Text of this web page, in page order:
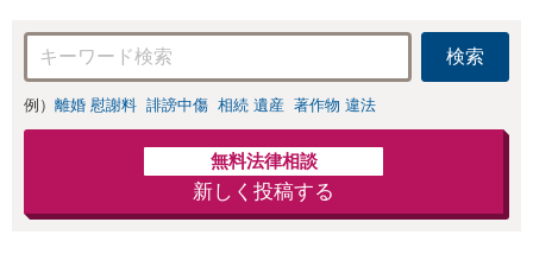
検索
例） 離婚 慰謝料 誹謗中傷 相続 遺産 著作物 違法
無料法律相談
新しく投稿する